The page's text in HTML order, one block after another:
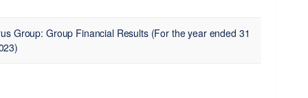
Group: Group Financial Results (For the year ended 31